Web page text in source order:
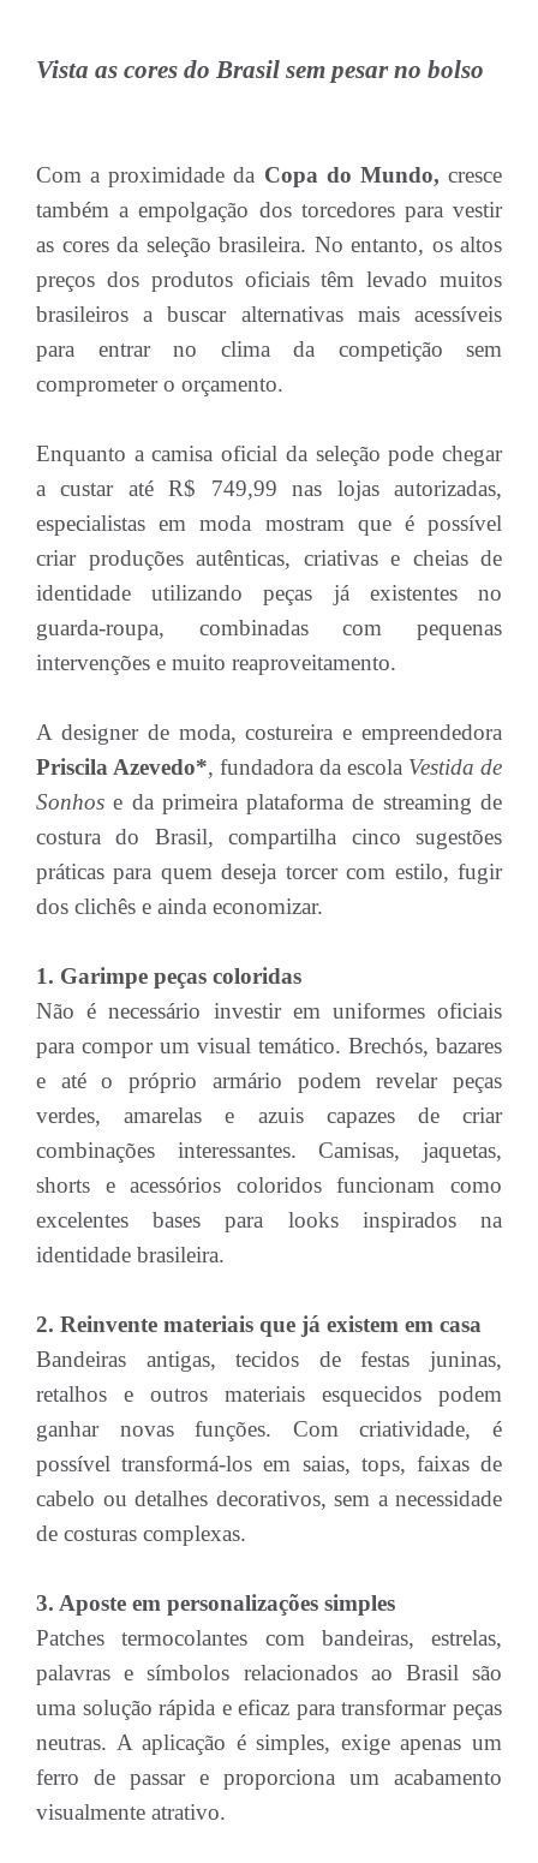
Vista as cores do Brasil sem pesar no bolso
Com a proximidade da Copa do Mundo, cresce
também a empolgação dos torcedores para vestir
as cores da seleção brasileira. No entanto, os altos
preços dos produtos oficiais têm levado muitos
brasileiros a buscar alternativas mais acessíveis
para entrar no clima da competição sem
comprometer o orçamento.
Enquanto a camisa oficial da seleção pode chegar
a custar até R$ 749,99 nas lojas autorizadas,
especialistas em moda mostram que é possível
criar produções autênticas, criativas e cheias de
identidade utilizando peças já existentes no
guarda-roupa, combinadas com pequenas
intervenções e muito reaproveitamento.
A designer de moda, costureira e empreendedora
Priscila Azevedo*, fundadora da escola Vestida de
Sonhos e da primeira plataforma de streaming de
costura do Brasil, compartilha cinco sugestões
práticas para quem deseja torcer com estilo, fugir
dos clichês e ainda economizar.
1. Garimpe peças coloridas
Não é necessário investir em uniformes oficiais
para compor um visual temático. Brechós, bazares
e até o próprio armário podem revelar peças
verdes, amarelas e azuis capazes de criar
combinações interessantes. Camisas, jaquetas,
shorts e acessórios coloridos funcionam como
excelentes bases para looks inspirados na
identidade brasileira.
2. Reinvente materiais que já existem em casa
Bandeiras antigas, tecidos de festas juninas,
retalhos e outros materiais esquecidos podem
ganhar novas funções. Com criatividade, é
possível transformá-los em saias, tops, faixas de
cabelo ou detalhes decorativos, sem a necessidade
de costuras complexas.
3. Aposte em personalizações simples
Patches termocolantes com bandeiras, estrelas,
palavras e símbolos relacionados ao Brasil são
uma solução rápida e eficaz para transformar peças
neutras. A aplicação é simples, exige apenas um
ferro de passar e proporciona um acabamento
visualmente atrativo.